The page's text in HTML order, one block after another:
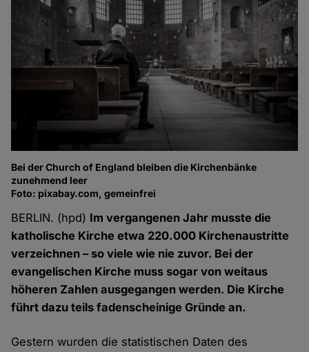
Bei der Church of England bleiben die Kirchenbänke
zunehmend leer
Foto: pixabay.com, gemeinfrei
BERLIN. (hpd) Im vergangenen Jahr musste die
katholische Kirche etwa 220.000 Kirchenaustritte
verzeichnen – so viele wie nie zuvor. Bei der
evangelischen Kirche muss sogar von weitaus
höheren Zahlen ausgegangen werden. Die Kirche
führt dazu teils fadenscheinige Gründe an.
Gestern wurden die statistischen Daten des